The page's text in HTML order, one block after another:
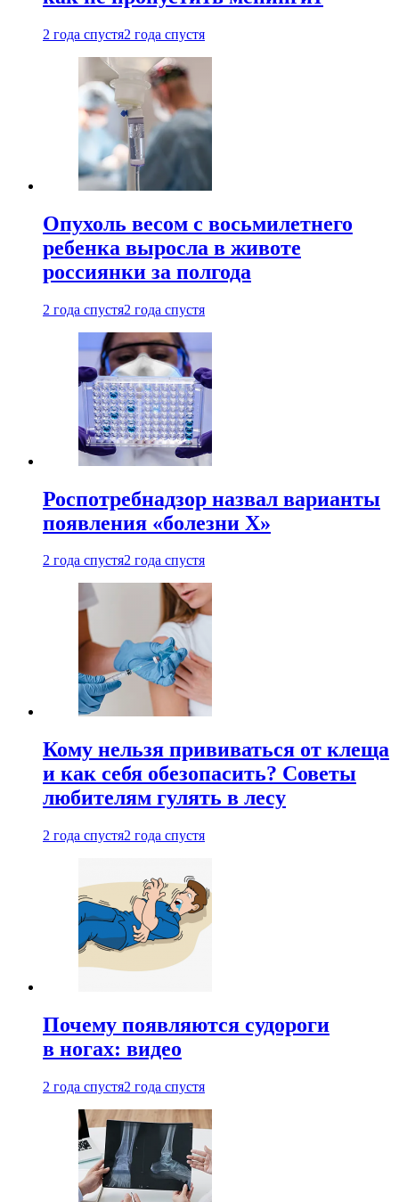
2 года спустя2 года спустя
Опухоль весом с восьмилетнего
ребенка выросла в животе
россиянки за полгода
2 года спустя2 года спустя
Роспотребнадзор назвал варианты
появления «болезни Х»
2 года спустя2 года спустя
Кому нельзя прививаться от клеща
и как себя обезопасить? Советы
любителям гулять в лесу
2 года спустя2 года спустя
Почему появляются судороги
в ногах: видео
2 года спустя2 года спустя